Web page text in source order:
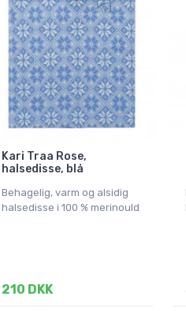
Kari Traa Rose,
halsedisse, blå
Behagelig, varm og alsidig
halsedisse i 100 % merinould
210 DKK